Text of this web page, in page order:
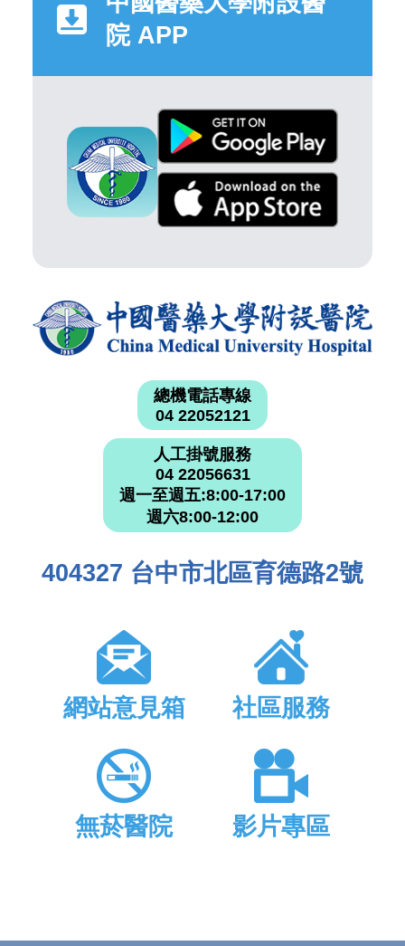
院 APP
總機電話專線
04 22052121
人工掛號服務
04 22056631
週一至週五:8:00-17:00
週六8:00-12:00
404327 台中市北區育德路2號
網站意見箱 社區服務
無菸醫院 影片專區